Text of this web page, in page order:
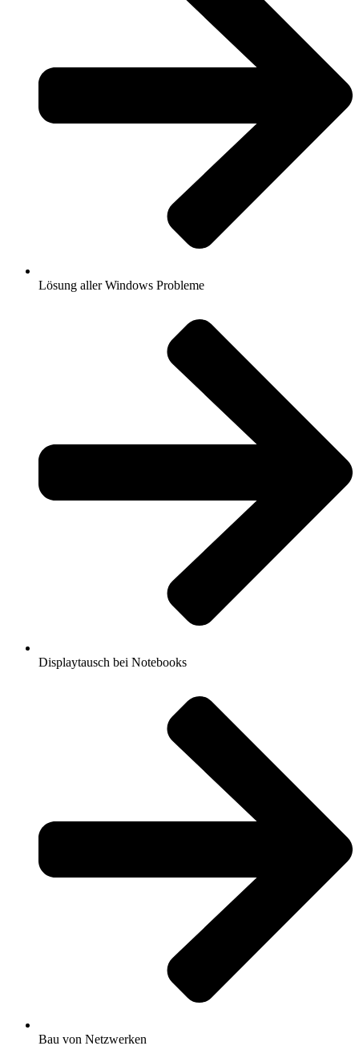
Lösung aller Windows Probleme
Displaytausch bei Notebooks
Bau von Netzwerken